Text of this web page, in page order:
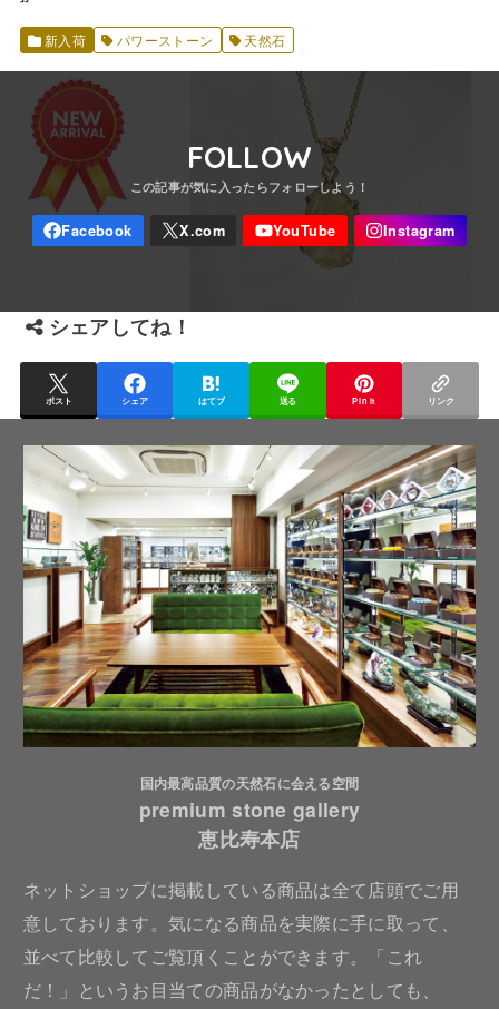
新入荷 パワーストーン 天然石
FOLLOW
シェアしてね！
ポスト シェア はてブ 送る Pin it リンク
国内最高品質の天然石に会える空間
premium stone gallery
恵比寿本店
ネットショップに掲載している商品は全て店頭でご用
意しております。気になる商品を実際に手に取って、
並べて比較してご覧頂くことができます。「これ
だ！」というお目当ての商品がなかったとしても、